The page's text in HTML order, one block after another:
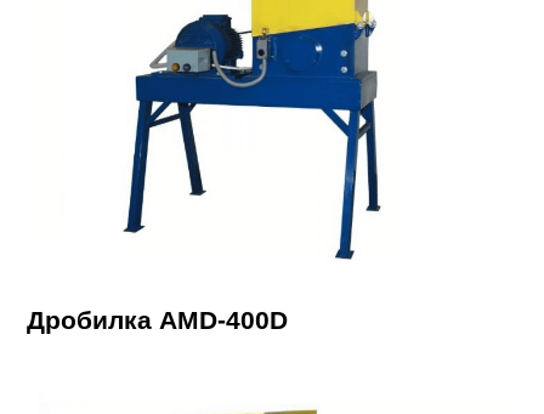
Дробилка AMD-400D